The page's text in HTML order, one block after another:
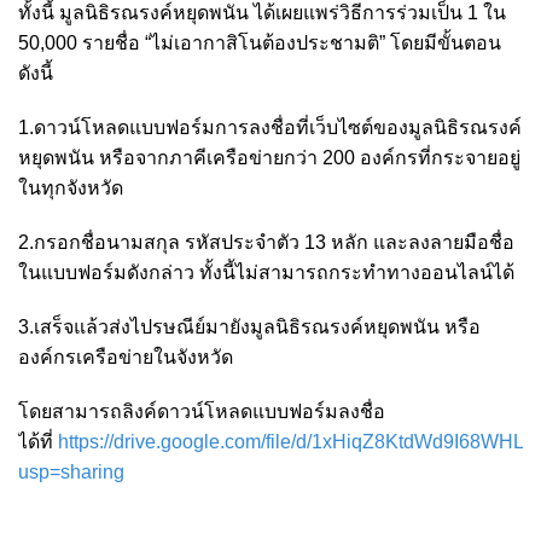
ทั้งนี้ มูลนิธิรณรงค์หยุดพนัน ได้เผยแพร่วิธีการร่วมเป็น 1 ใน
50,000 รายชื่อ “ไม่เอากาสิโนต้องประชามติ” โดยมีขั้นตอน
ดังนี้
1.ดาวน์โหลดแบบฟอร์มการลงชื่อที่เว็บไซต์ของมูลนิธิรณรงค์
หยุดพนัน หรือจากภาคีเครือข่ายกว่า 200 องค์กรที่กระจายอยู่
ในทุกจังหวัด
2.กรอกชื่อนามสกุล รหัสประจำตัว 13 หลัก และลงลายมือชื่อ
ในแบบฟอร์มดังกล่าว ทั้งนี้ไม่สามารถกระทำทางออนไลน์ได้
3.เสร็จแล้วส่งไปรษณีย์มายังมูลนิธิรณรงค์หยุดพนัน หรือ
องค์กรเครือข่ายในจังหวัด
โดยสามารถลิงค์ดาวน์โหลดแบบฟอร์มลงชื่อ
ได้ที่ https://drive.google.com/file/d/
usp=sharing